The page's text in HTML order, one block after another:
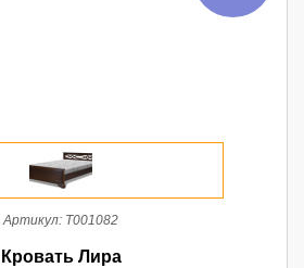
Артикул: Т001082
Кровать Лира